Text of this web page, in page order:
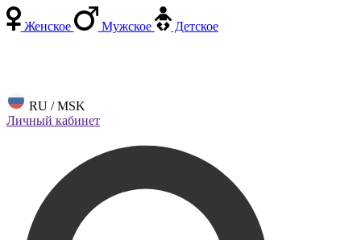
Женское Мужское Детское
RU / MSK
Личный кабинет